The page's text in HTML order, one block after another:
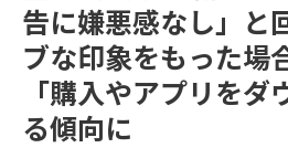
告に嫌悪感なし」
ブな印象をもった場
「購入やアプリを
る傾向に